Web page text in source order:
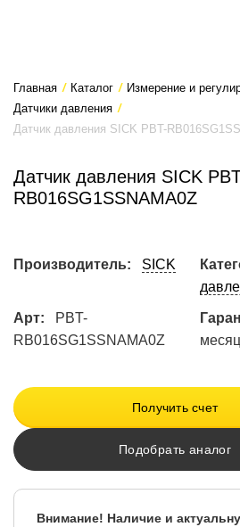
Главная / Каталог / Измерение и
Датчики давления /
Датчик давления SICK PBT-
Датчик давления SICK
RB016SG1SSNAMA0Z
Производитель: SICK
Арт:
PBT-
RB016SG1SSNAMA0Z
Получить счет
Подобрать аналог
Внимание! Наличие и